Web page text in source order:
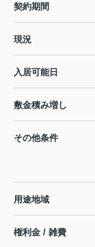
契約期間
現況
入居可能日
敷金積み増し
その他条件
用途地域
権利金 / 雑費